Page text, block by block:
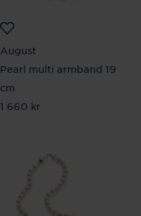
August
Pearl multi armband 19
cm
Pris:1 660 kr
1 660 kr